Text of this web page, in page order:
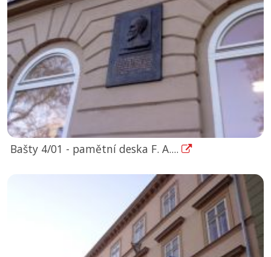
Bašty 4/01 - pamětní deska F. A....